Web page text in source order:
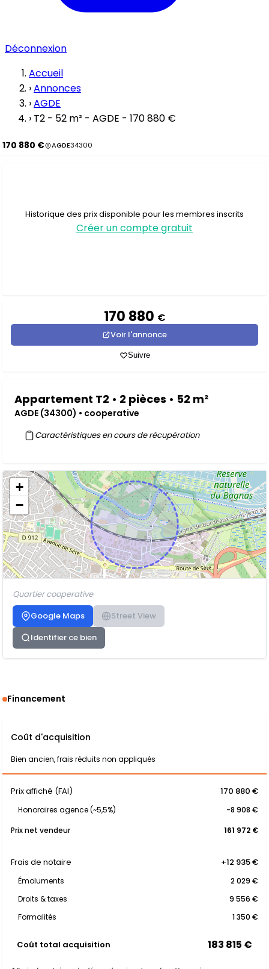
Déconnexion
Accueil
›Annonces
›AGDE
› T2 - 52 m² - AGDE - 170 880 €
170 880 € AGDE34300
Historique des prix disponible pour les membres inscrits
Créer un compte gratuit
170 880 €
Voir l'annonce
Suivre
Appartement T2 • 2 pièces • 52 m²
AGDE (34300) • cooperative
Caractéristiques en cours de récupération
+
−
Quartier cooperative
Google Maps
Street View
Identifier ce bien
Financement
Coût d'acquisition
Bien ancien, frais réduits non appliqués
Prix affiché (FAI) 170 880 €
Honoraires agence (~5,5%)
-8 908 €
Prix net vendeur
161 972 €
Frais de notaire +12 935 €
Émoluments
2 029 €
Droits & taxes
9 556 €
Formalités
1 350 €
Coût total acquisition 183 815 €